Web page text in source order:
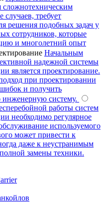
сложнотехническим
требует
решения подобных задач у
сотрудников, которые
и многолетний опыт
Начальным
надежной системы
является проектирование.
при проектировании
и получить
инженерную систему.
работы систем
необходимо регулярное
используемого
может привести к
даже к неустранимым
замены техники.